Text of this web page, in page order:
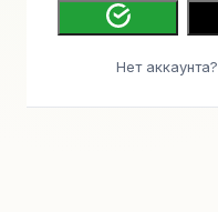
Нет аккаунта?